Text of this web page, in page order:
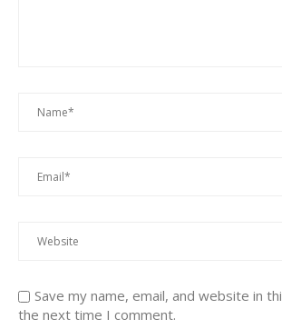
Save my name, email, and website in
the next time I comment.